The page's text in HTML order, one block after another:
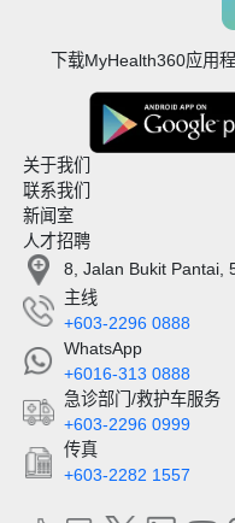
下载MyHealth360应用
关于我们
联系我们
新闻室
人才招聘
8, Jalan Bukit Pantai,
主线
+603-2296 0888
WhatsApp
+6016-313 0888
急诊部门/救护车服务
+603-2296 0999
传真
+603-2282 1557